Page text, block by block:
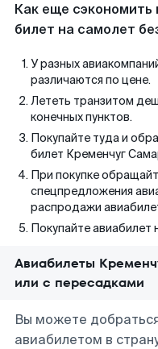
Как еще сэкономить
билет на самолет
У разных
различаются по цене.
Лететь транзитом
конечных пунктов.
Покупайте туда и
билет Кременчуг
При покупке
спецпредложения
распродажи
Покупайте авиабилет
Авиабилеты
или с пересадками
Вы можете
авиабилетом в